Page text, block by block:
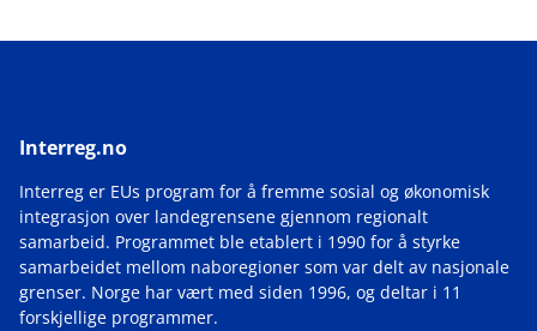
Interreg.no
Interreg er EUs program for å fremme sosial og økonomisk
integrasjon over landegrensene gjennom regionalt
samarbeid. Programmet ble etablert i 1990 for å styrke
samarbeidet mellom naboregioner som var delt av nasjonale
grenser. Norge har vært med siden 1996, og deltar i 11
forskjellige programmer.